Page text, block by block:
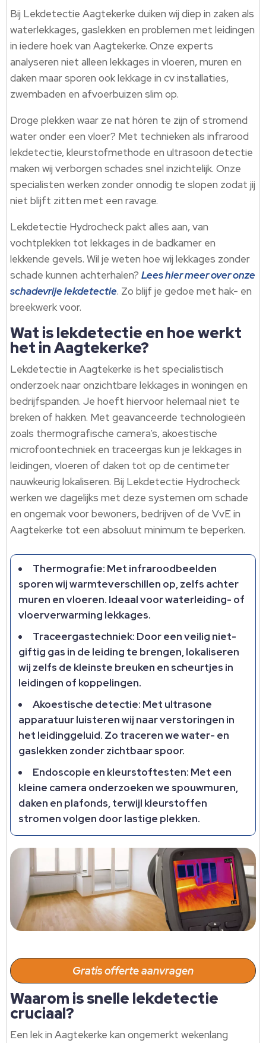
Bij Lekdetectie Aagtekerke duiken wij diep in zaken als
waterlekkages, gaslekken en problemen met leidingen
in iedere hoek van Aagtekerke.​ Onze experts
analyseren niet alleen lekkages in vloeren, muren en
daken maar sporen ook lekkage in cv installaties,
zwembaden en afvoerbuizen slim op.​
Droge plekken waar ze nat hóren te zijn of stromend
water onder een vloer? Met technieken als infrarood
lekdetectie, kleurstofmethode en ultrasoon detectie
maken wij verborgen schades snel inzichtelijk.​ Onze
specialisten werken zonder onnodig te slopen zodat jij
niet blijft zitten met een ravage.​
Lekdetectie Hydrocheck pakt alles aan, van
vochtplekken tot lekkages in de badkamer en
lekkende gevels.​ Wil je weten hoe wij lekkages zonder
schade kunnen achterhalen?Lees hier meer over onze
schadevrije lekdetectie.​ Zo blijf je gedoe met hak- en
breekwerk voor.​
Wat is lekdetectie en hoe werkt
het in Aagtekerke?
Lekdetectie in Aagtekerke is het specialistisch
onderzoek naar onzichtbare lekkages in woningen en
bedrijfspanden.​ Je hoeft hiervoor helemaal niet te
breken of hakken.​ Met geavanceerde technologieën
zoals thermografische camera’s, akoestische
microfoontechniek en traceergas kun je lekkages in
leidingen, vloeren of daken tot op de centimeter
nauwkeurig lokaliseren.​ Bij Lekdetectie Hydrocheck
werken we dagelijks met deze systemen om schade
en ongemak voor bewoners, bedrijven of de VvE in
Aagtekerke tot een absoluut minimum te beperken.​
Thermografie: Met infraroodbeelden
sporen wij warmteverschillen op, zelfs achter
muren en vloeren.​ Ideaal voor waterleiding- of
vloerverwarming lekkages.​
Traceergastechniek: Door een veilig niet-
giftig gas in de leiding te brengen, lokaliseren
wij zelfs de kleinste breuken en scheurtjes in
leidingen of koppelingen.​
Akoestische detectie: Met ultrasone
apparatuur luisteren wij naar verstoringen in
het leidinggeluid.​ Zo traceren we water- en
gaslekken zonder zichtbaar spoor.​
Endoscopie en kleurstoftesten: Met een
kleine camera onderzoeken we spouwmuren,
daken en plafonds, terwijl kleurstoffen
stromen volgen door lastige plekken.​
Gratis offerte aanvragen
Waarom is snelle lekdetectie
cruciaal?
Een lek in Aagtekerke kan ongemerkt wekenlang